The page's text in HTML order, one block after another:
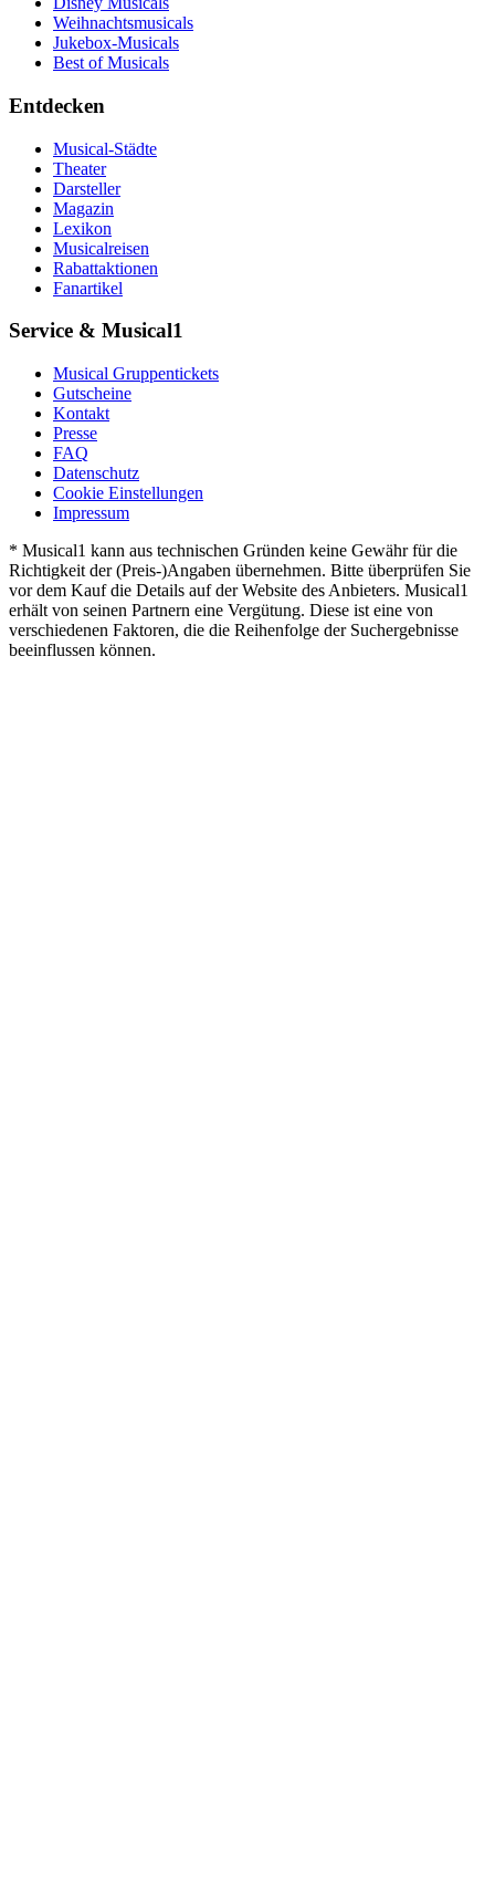
Weihnachtsmusicals
Jukebox-Musicals
Best of Musicals
Entdecken
Musical-Städte
Theater
Darsteller
Magazin
Lexikon
Musicalreisen
Rabattaktionen
Fanartikel
Service & Musical1
Musical Gruppentickets
Gutscheine
Kontakt
Presse
FAQ
Datenschutz
Cookie Einstellungen
Impressum
* Musical1 kann aus technischen Gründen keine Gewähr für die
Richtigkeit der (Preis-)Angaben übernehmen. Bitte überprüfen Sie
vor dem Kauf die Details auf der Website des Anbieters. Musical1
erhält von seinen Partnern eine Vergütung. Diese ist eine von
verschiedenen Faktoren, die die Reihenfolge der Suchergebnisse
beeinflussen können.